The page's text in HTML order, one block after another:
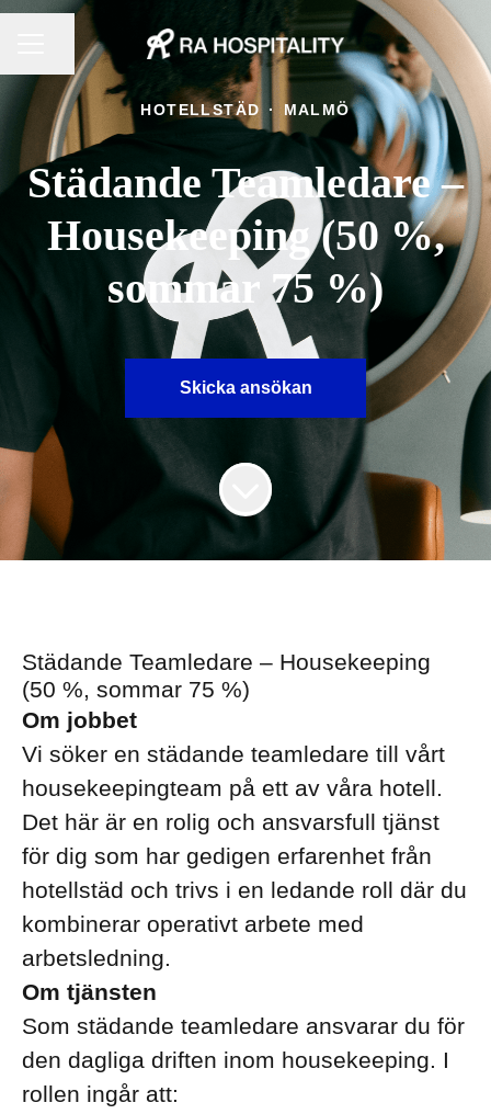
KARRIÄRMENY
Dela sidan
HOTELLSTÄD · MALMÖ
Städande Teamledare –
Housekeeping (50 %,
sommar 75 %)
Skicka ansökan
Städande Teamledare – Housekeeping
(50 %, sommar 75 %)
Om jobbet
Vi söker en städande teamledare till vårt
housekeepingteam på ett av våra hotell.
Det här är en rolig och ansvarsfull tjänst
för dig som har gedigen erfarenhet från
hotellstäd och trivs i en ledande roll där du
kombinerar operativt arbete med
arbetsledning.
Om tjänsten
Som städande teamledare ansvarar du för
den dagliga driften inom housekeeping. I
rollen ingår att: